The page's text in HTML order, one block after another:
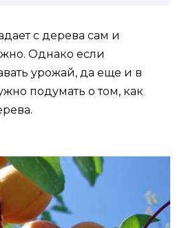
с дерева сам и
Однако если
урожай, да еще и в
подумать о том, как